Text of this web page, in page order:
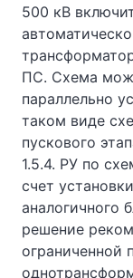
500 кВ
ПС. Схема
параллельно
таком виде
пускового
1.5.4. РУ по
счет
аналогичного
решение
ограниченной